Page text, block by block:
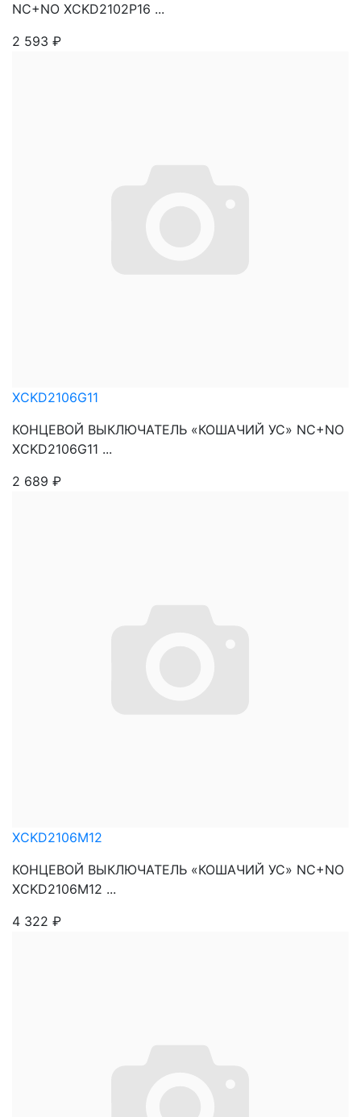
NC+NO XCKD2102P16 ...
2 593 ₽
XCKD2106G11
КОНЦЕВОЙ ВЫКЛЮЧАТЕЛЬ «КОШАЧИЙ УС» NC+NO
XCKD2106G11 ...
2 689 ₽
XCKD2106M12
КОНЦЕВОЙ ВЫКЛЮЧАТЕЛЬ «КОШАЧИЙ УС» NC+NO
XCKD2106M12 ...
4 322 ₽